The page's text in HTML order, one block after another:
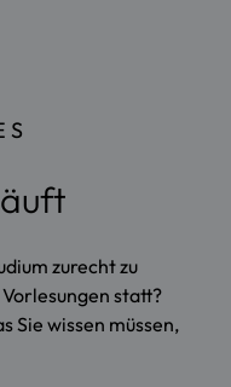
zurecht zu
statt?
Sie wissen müssen,